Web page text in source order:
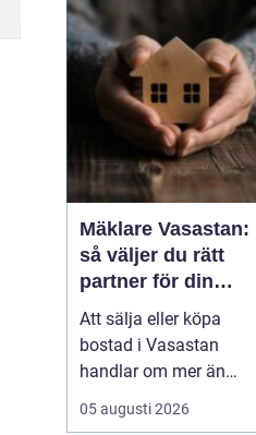
Mäklare Vasastan:
så väljer du rätt
partner för din
bostadsaffär
Att sälja eller köpa
bostad i Vasastan
handlar om mer än
kvadratmeter och
slutpris. Området bär på
05 augusti 2026